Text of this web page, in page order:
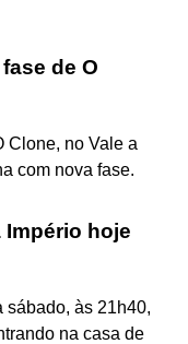
de O
Clone, no Vale a
com nova fase.
Império hoje
sábado, às 21h40,
na casa de